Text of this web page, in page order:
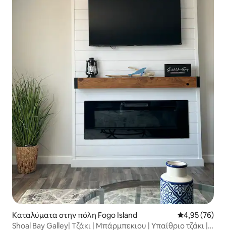
Καταλύματα στην πόλη Fogo Island Μέση
4,95 (76)
Shoal Bay Galley| Τζάκι | Μπάρμπεκιου | Υπαίθριο τζάκι |